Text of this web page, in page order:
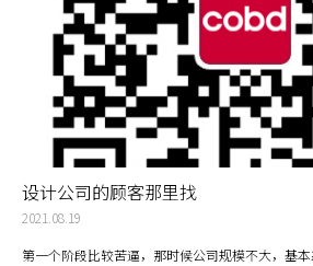
设计公司的顾客那里找
2021.08.19
第一个阶段比较苦逼，那时候公司规模不大，基